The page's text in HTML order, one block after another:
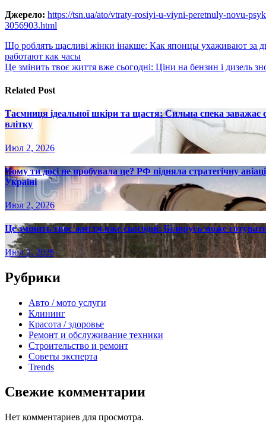
Джерело: https://tsn.ua/ato/vtraty-rosiyi-u-viyni-peretnuly-novu-
3056903.html
Навигация
по
Що роблять щасливі жінки інакше: Как японцы ухаживают
работают как часы
Це змінить твоє життя вже сьогодні: Ціни на бензин і дизель
Related Post
Таємниця ідеальної шкіри та щастя: Сильна спека
влітку
Июл 2, 2026
Чому ти досі не пробувала це? РФ підняла стратегічну
Україні
Июл 2, 2026
Це змінить твоє життя вже сьогодні: Білорусь може
Июл 2, 2026
Рубрики
Авто / мото услуги
Клининг
Красота / здоровье
Ремонт и обслуживание техники
Строительство и ремонт
Советы эксперта
Trends
Свежие комментарии
Нет комментариев для просмотра.